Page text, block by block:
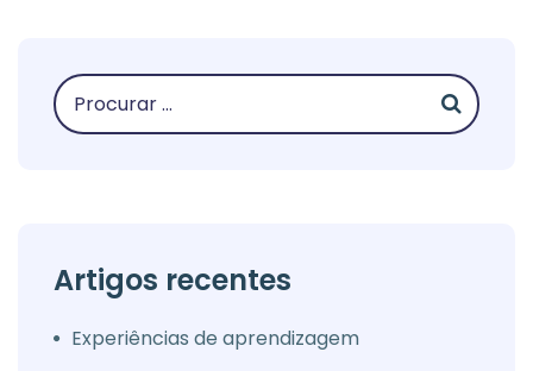
Artigos recentes
Experiências de aprendizagem